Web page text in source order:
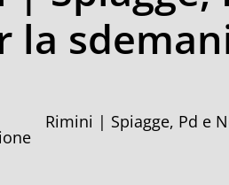
la
Rimini | Spiagge, Pd e